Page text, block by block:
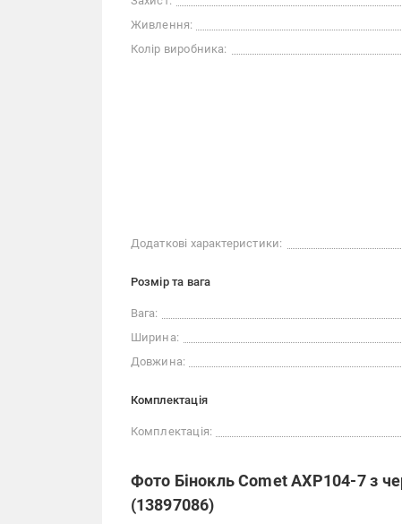
Живлення:
Колір виробника:
Додаткові характеристики:
Розмір та вага
Вага:
Ширина:
Довжина:
Комплектація
Комплектація:
Фото Бінокль Comet AXP104-7 з
(13897086)